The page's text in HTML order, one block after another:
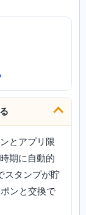
とアプリ限
期に自動的
スタンプが貯
ンと交換で